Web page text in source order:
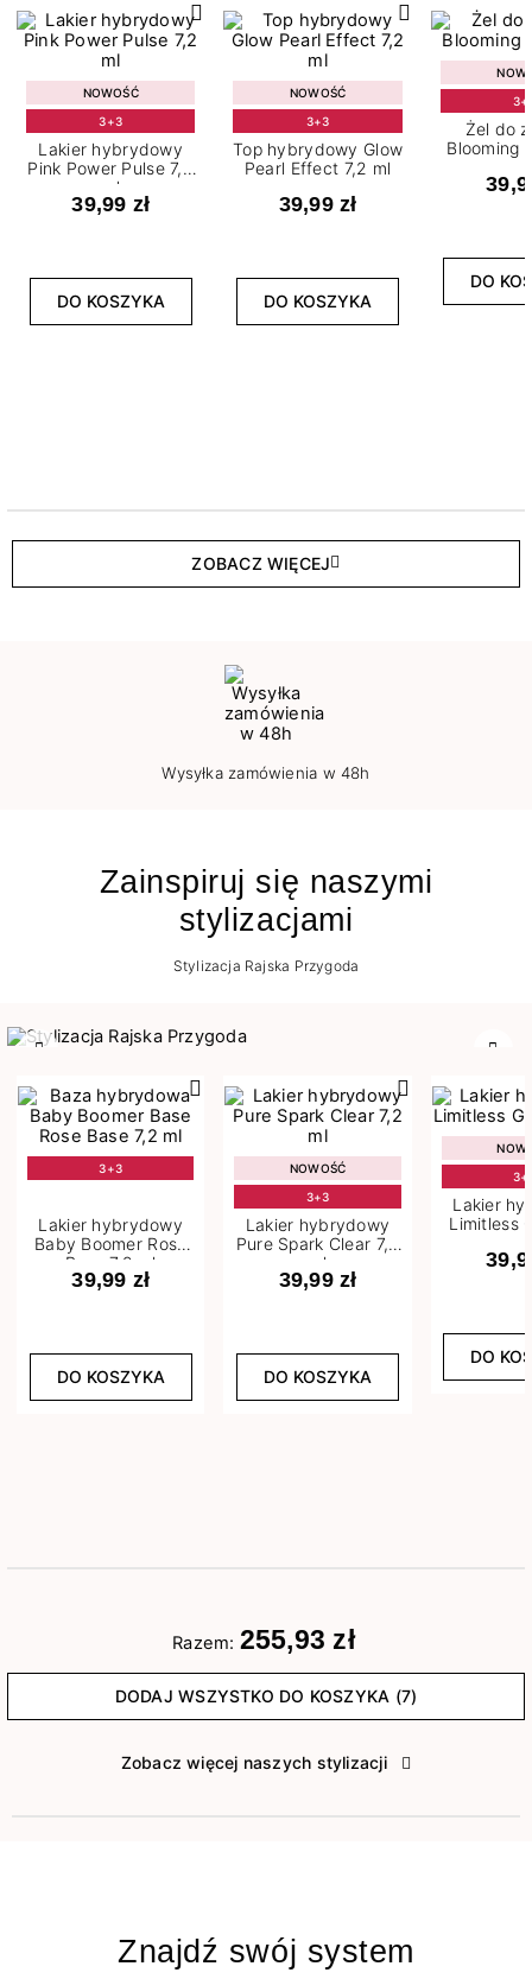
NOWOŚĆ
3+3
Lakier hybrydowy
Pink Power Pulse 7,2
ml
39,99 zł
DO KOSZYKA
NOWOŚĆ
3+3
Top hybrydowy Glow
Pearl Effect 7,2 ml
39,99 zł
DO KOSZYKA
Żel do
Blooming
DO
ZOBACZ WIĘCEJ
Wysyłka zamówienia w 48h
Zainspiruj się naszymi
stylizacjami
Stylizacja Rajska Przygoda
3+3
Lakier hybrydowy
Baby Boomer Rose
Base 7,2 ml
39,99 zł
DO KOSZYKA
NOWOŚĆ
3+3
Lakier hybrydowy
Pure Spark Clear 7,2
ml
39,99 zł
DO KOSZYKA
Lakier
Limitless
DO
Razem: 255,93 zł
DODAJ WSZYSTKO DO KOSZYKA (7)
Zobacz więcej naszych stylizacji
Znajdź swój system